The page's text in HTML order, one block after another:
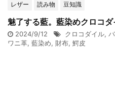
レザー 読み物 豆知識
魅了する藍。藍染めクロコ
2024/9/12 クロコダイル,
ワニ革, 藍染め, 財布, 鰐皮